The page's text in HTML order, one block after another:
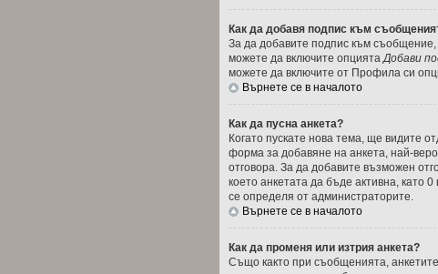
Как да добавя подпис към
За да добавите подпис към
можете да включите опциятаДобави
можете да включите от Профила си
Върнете се в началото
Как да пусна анкета?
Когато пускате нова тема, ще видите
форма за добавяне на анкета, най-
отговора. За да добавите възможен
което анкетата да бъде активна, като
се определя от администраторите.
Върнете се в началото
Как да променя или изтрия анкета?
Също както при съобщенията,